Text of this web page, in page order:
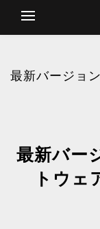
最新バージョ
最新バー
トウェ